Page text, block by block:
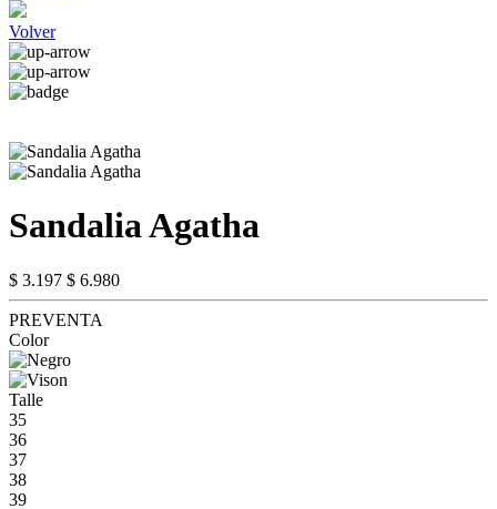
Volver
Sandalia Agatha
$ 3.197 $ 6.980
PREVENTA
Color
Talle
35
36
37
38
39